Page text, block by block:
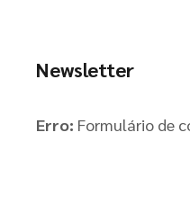
Newsletter
Erro: Formulário de